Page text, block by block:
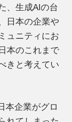
、生成AIの台
日本の企業や
ュニティにお
本のこれまで
きと考えてい
本企業がグロ